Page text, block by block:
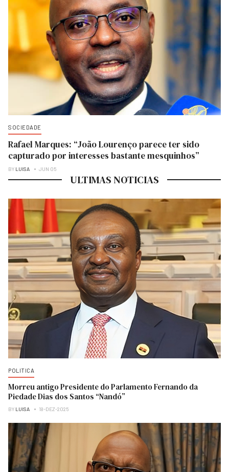
SOCIEDADE
Rafael Marques: “João Lourenço parece ter sido
capturado por interesses bastante mesquinhos”
BY LUISA JUN 05
ULTIMAS NOTICIAS
POLITICA
Morreu antigo Presidente do Parlamento Fernando da
Piedade Dias dos Santos “Nandó”
BY LUISA 18-DEZ-2025